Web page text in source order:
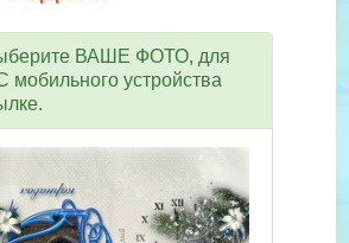
ВАШЕ ФОТО, для
мобильного устройства